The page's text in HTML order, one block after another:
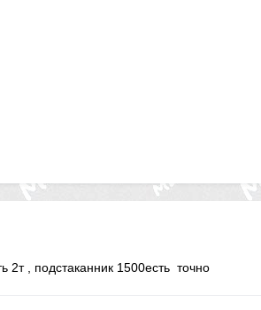
2т , подстаканник 1500есть точно